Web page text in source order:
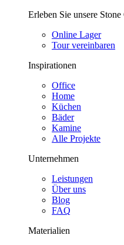
Erleben Sie unsere
Online Lager
Tour vereinbaren
Inspirationen
Office
Home
Küchen
Bäder
Kamine
Alle Projekte
Unternehmen
Leistungen
Über uns
Blog
FAQ
Materialien